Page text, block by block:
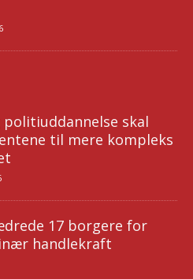
skal
til mere kompleks
17 borgere for
handlekraft